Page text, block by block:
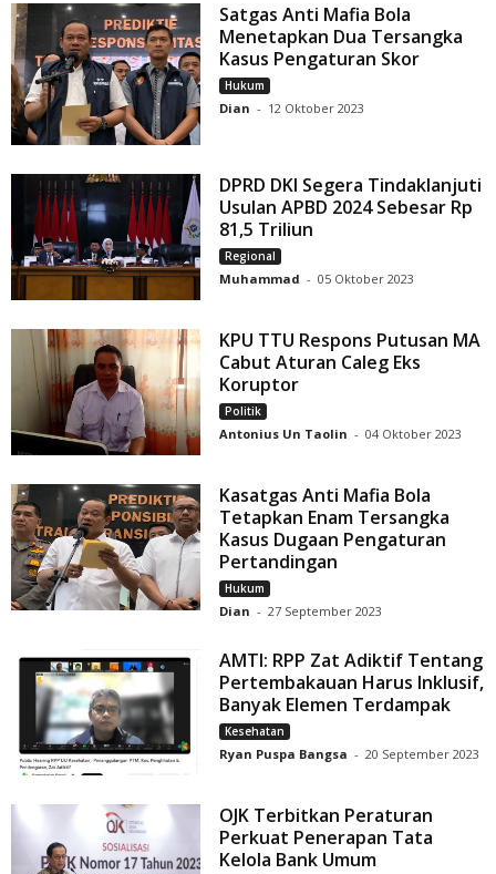
Satgas Anti Mafia Bola
Menetapkan Dua Tersangka
Kasus Pengaturan Skor
Hukum
Dian - 12 Oktober 2023
DPRD DKI Segera Tindaklanjuti
Usulan APBD 2024 Sebesar Rp
81,5 Triliun
Regional
Muhammad - 05 Oktober 2023
KPU TTU Respons Putusan MA
Cabut Aturan Caleg Eks
Koruptor
Politik
Antonius Un Taolin - 04 Oktober 2023
Kasatgas Anti Mafia Bola
Tetapkan Enam Tersangka
Kasus Dugaan Pengaturan
Pertandingan
Hukum
Dian - 27 September 2023
AMTI: RPP Zat Adiktif Tentang
Pertembakauan Harus Inklusif,
Banyak Elemen Terdampak
Kesehatan
Ryan Puspa Bangsa - 20 September 2023
OJK Terbitkan Peraturan
Perkuat Penerapan Tata
Kelola Bank Umum